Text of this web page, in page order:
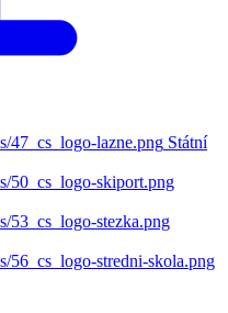
Státní